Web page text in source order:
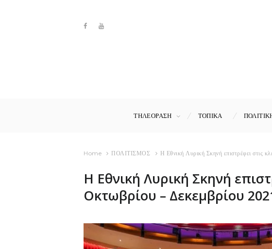
ΤΗΛΕΟΡΑΣΗ ΤΟΠΙΚΑ
Home ΠΟΛΙΤΙΣΜΟΣ Η Εθνική Λυρική Σκηνή επιστρέφει στις
Η Εθνική Λυρική Σκηνή
Οκτωβρίου – Δεκεμβρίου